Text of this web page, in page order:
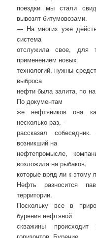
поездки мы стали
вывозят битумовозами.
— На многих уже
система
отслужила свое, для
применением новых
технологий, нужны
выброса
нефти была залита, по
По документам
же нефтяников она
несколько раз, -
рассказал
возникший на
нефтепромысле,
возложила на рыбаков,
которые вряд ли к этому
Нефть разносится
территории.
Поскольку все в
бурения нефтяной
скважины происходит